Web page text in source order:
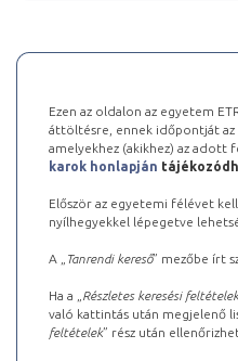
Ezen az oldalon az egyetem
áttöltésre, ennek időpontját az „
amelyekhez (akikhez) az adott
karok honlapján
Először az egyetemi félévet kell
nyílhegyekkel lépegetve
A „ Tanrendi kereső” mezőbe írt
Ha a „ Részletes keresési feltételek
való kattintás után megjelenő
feltételek” rész után